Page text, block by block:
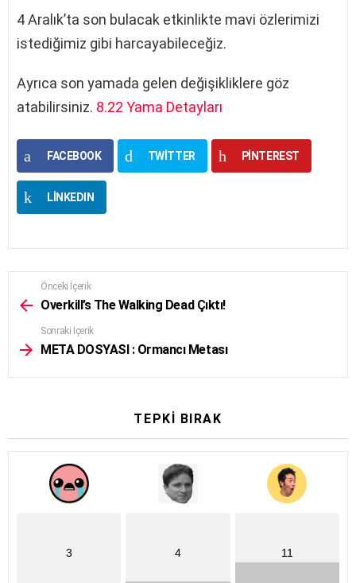
4 Aralık’ta son bulacak etkinlikte mavi özlerimizi
istediğimiz gibi harcayabileceğiz.
Ayrıca son yamada gelen değişikliklere göz
atabilirsiniz. 8.22 Yama Detayları
FACEBOOK TWITTER PINTEREST
LINKEDIN
more
Önceki İçerik
Overkill’s The Walking Dead Çıktı!
Sonraki İçerik
META DOSYASI : Ormancı Metası
TEPKI BIRAK
3 4 11